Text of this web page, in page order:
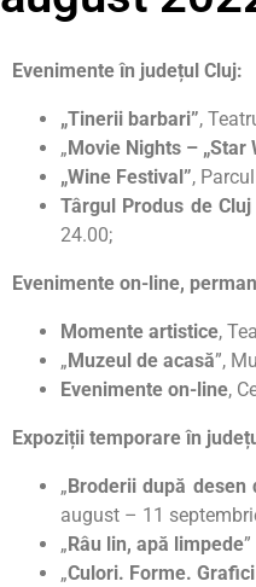
Evenimente în județul Cluj:
„Tinerii barbari”,
„ Movie Nights –
„Wine Festival”,
Târgul Produs de
24.00;
Evenimente on-line,
Momente artistice,
„ Muzeul de acasă”,
Evenimente on-line,
Expoziții temporare în
„ Broderii după
august – 11
„ Râu lin, apă limpede
„Culori. Forme.